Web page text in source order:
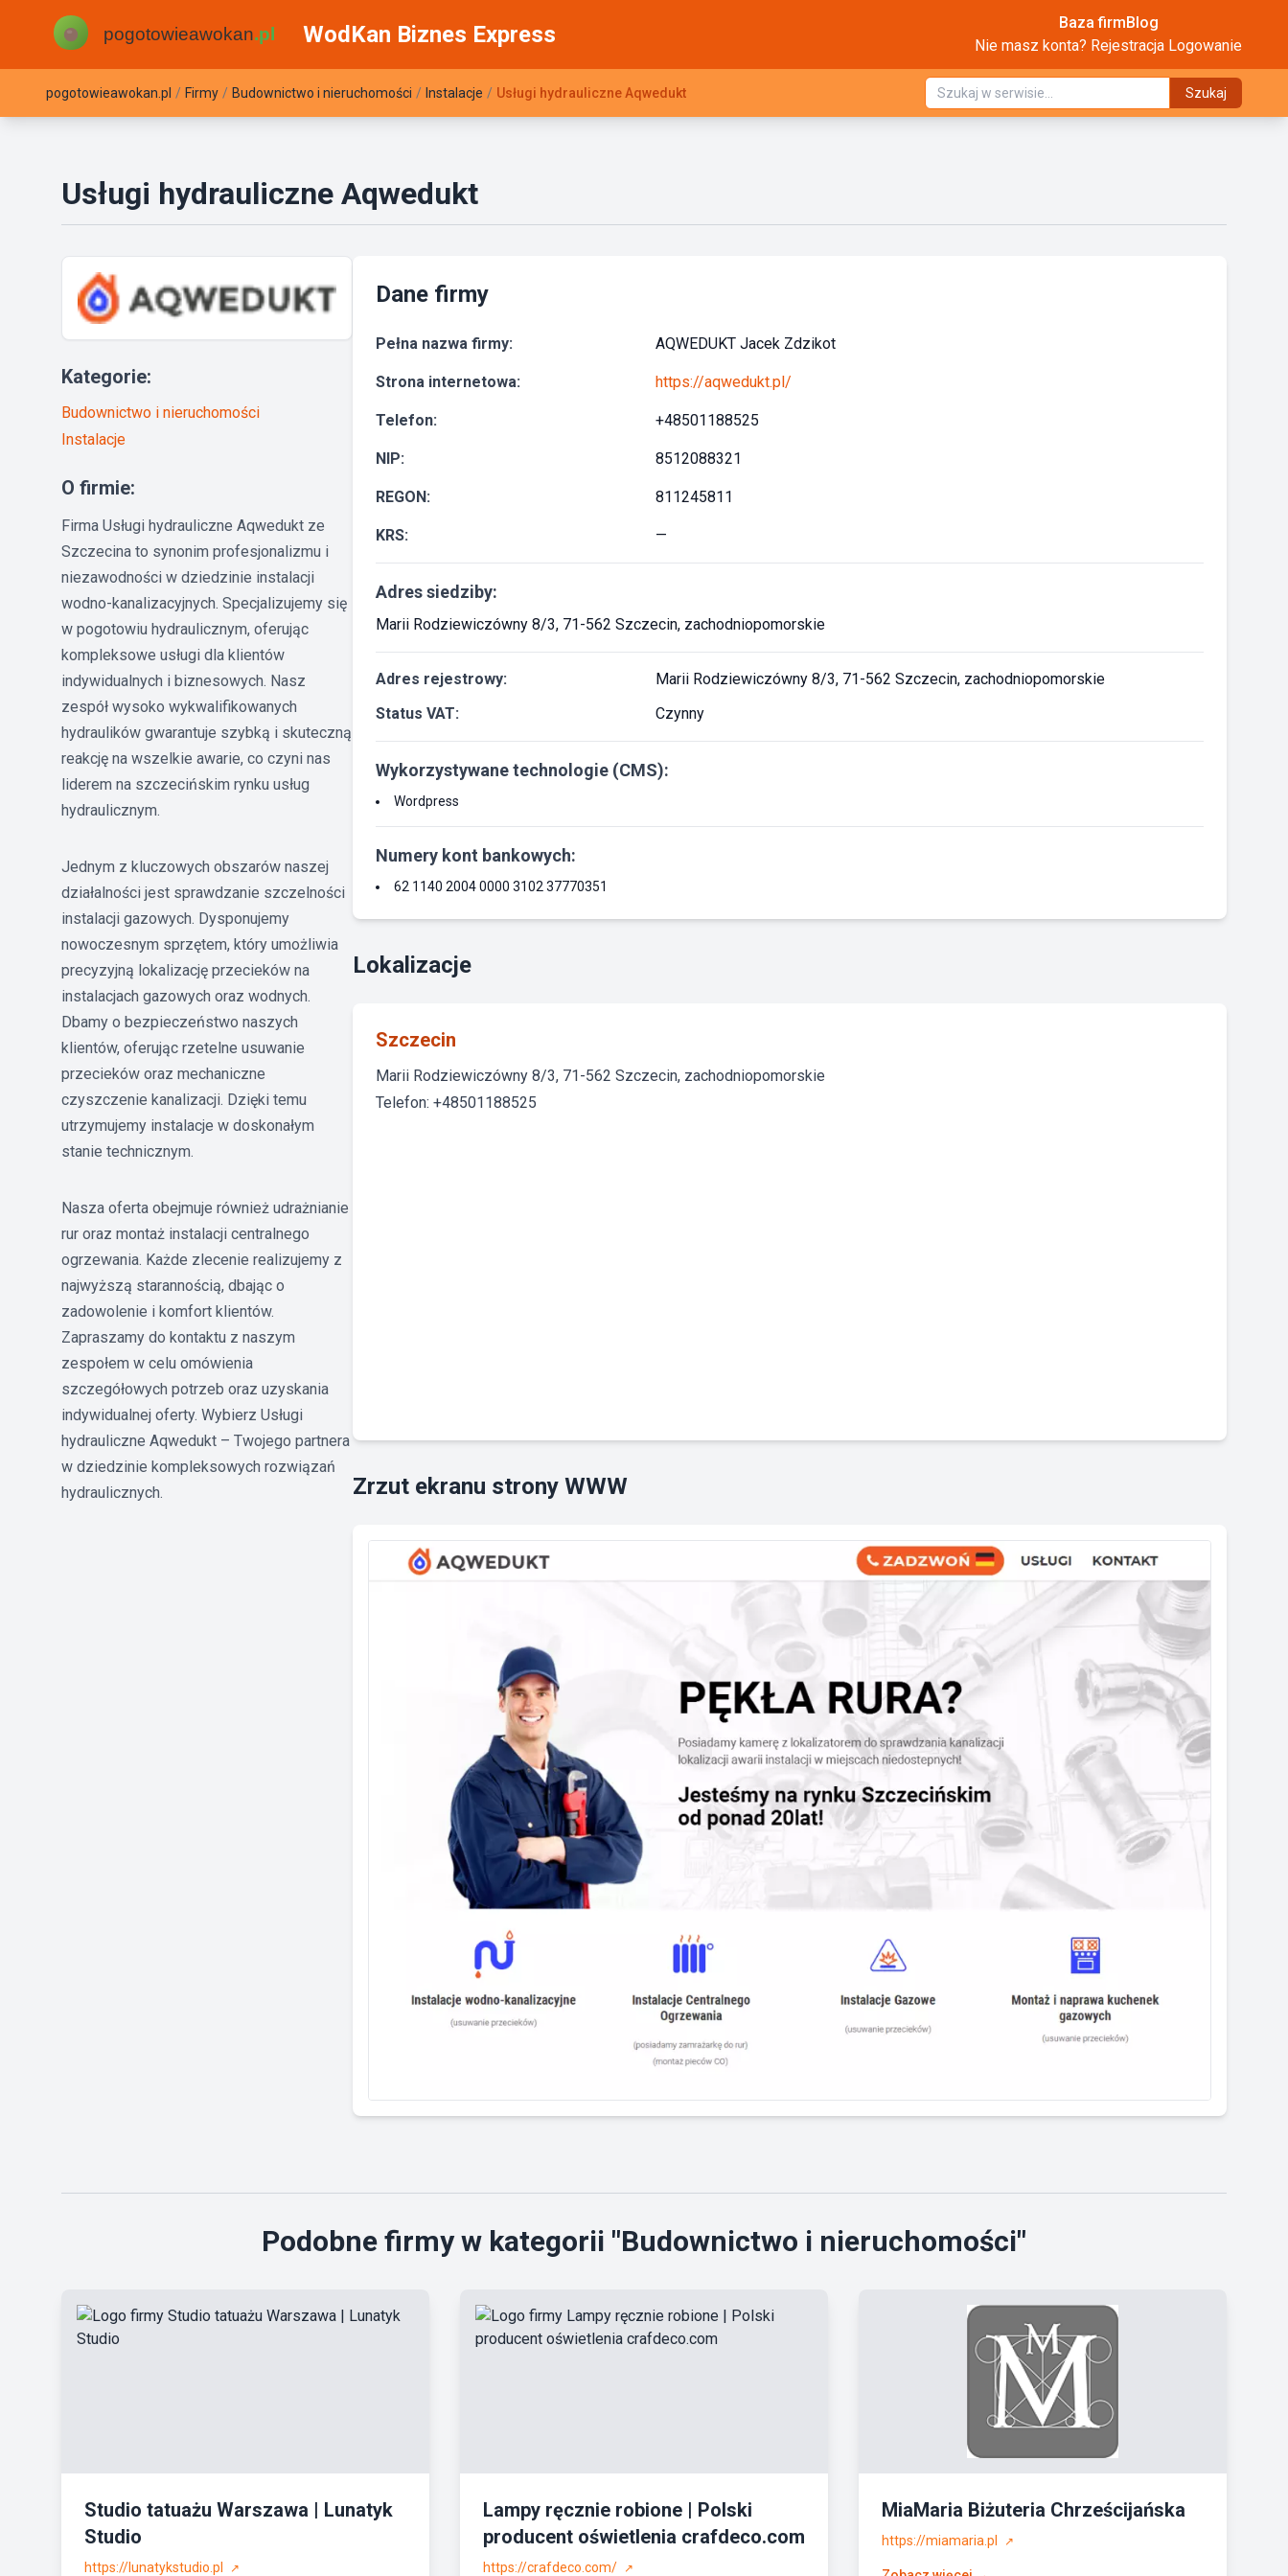
WodKan Biznes Express Baza firmBlog
Nie masz konta? Rejestracja Logowanie
pogotowieawokan.pl / Firmy / Budownictwo i nieruchomości / Instalacje / Usługi hydrauliczne Aqwedukt Szukaj
Usługi hydrauliczne Aqwedukt
Kategorie:
Budownictwo i nieruchomości
Instalacje
O firmie:
Firma Usługi hydrauliczne Aqwedukt ze
Szczecina to synonim profesjonalizmu i
niezawodności w dziedzinie instalacji
wodno-kanalizacyjnych. Specjalizujemy się
w pogotowiu hydraulicznym, oferując
kompleksowe usługi dla klientów
indywidualnych i biznesowych. Nasz
zespół wysoko wykwalifikowanych
hydraulików gwarantuje szybką i skuteczną
reakcję na wszelkie awarie, co czyni nas
liderem na szczecińskim rynku usług
hydraulicznym.
Jednym z kluczowych obszarów naszej
działalności jest sprawdzanie szczelności
instalacji gazowych. Dysponujemy
nowoczesnym sprzętem, który umożliwia
precyzyjną lokalizację przecieków na
instalacjach gazowych oraz wodnych.
Dbamy o bezpieczeństwo naszych
klientów, oferując rzetelne usuwanie
przecieków oraz mechaniczne
czyszczenie kanalizacji. Dzięki temu
utrzymujemy instalacje w doskonałym
stanie technicznym.
Nasza oferta obejmuje również udrażnianie
rur oraz montaż instalacji centralnego
ogrzewania. Każde zlecenie realizujemy z
najwyższą starannością, dbając o
zadowolenie i komfort klientów.
Zapraszamy do kontaktu z naszym
zespołem w celu omówienia
szczegółowych potrzeb oraz uzyskania
indywidualnej oferty. Wybierz Usługi
hydrauliczne Aqwedukt – Twojego partnera
w dziedzinie kompleksowych rozwiązań
hydraulicznych.
Dane firmy
Pełna nazwa firmy: AQWEDUKT Jacek Zdzikot
Strona internetowa: https://aqwedukt.pl/
Telefon: +48501188525
NIP: 8512088321
REGON: 811245811
KRS: —
Adres siedziby:
Marii Rodziewiczówny 8/3, 71-562 Szczecin, zachodniopomorskie
Adres rejestrowy:
Marii Rodziewiczówny 8/3, 71-562 Szczecin, zachodniopomorskie
Status VAT:
Czynny
Wykorzystywane technologie (CMS):
Wordpress
Numery kont bankowych:
62 1140 2004 0000 3102 37770351
Lokalizacje
Szczecin
Marii Rodziewiczówny 8/3, 71-562 Szczecin, zachodniopomorskie
Telefon: +48501188525
Zrzut ekranu strony WWW
Podobne firmy w kategorii "Budownictwo i nieruchomości"
Studio tatuażu Warszawa | Lunatyk
Studio
https://lunatykstudio.pl ↗
Lampy ręcznie robione | Polski
producent oświetlenia crafdeco.com
https://crafdeco.com/ ↗
MiaMaria Biżuteria Chrześcijańska
https://miamaria.pl ↗